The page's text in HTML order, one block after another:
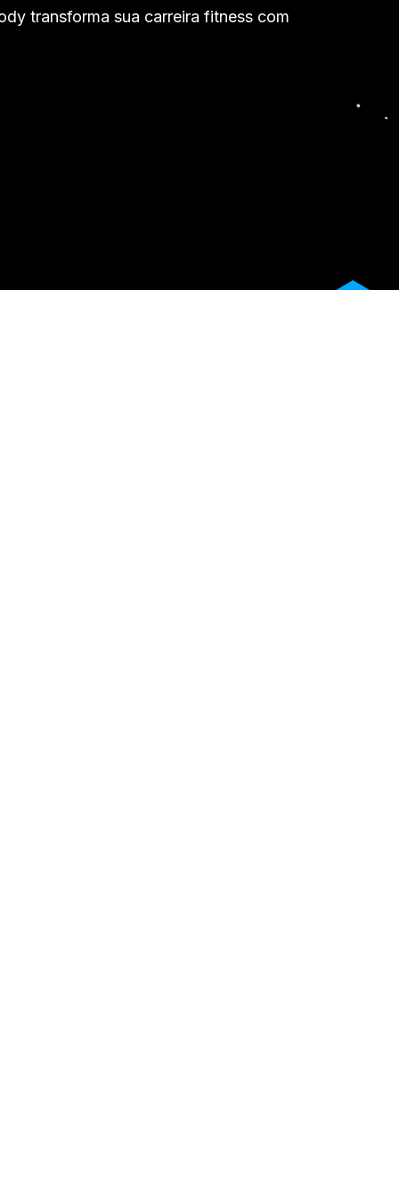
transforma sua carreira fitness com